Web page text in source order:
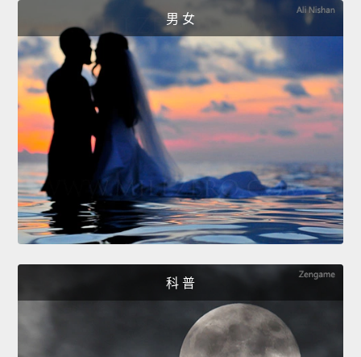
男 女
科 普